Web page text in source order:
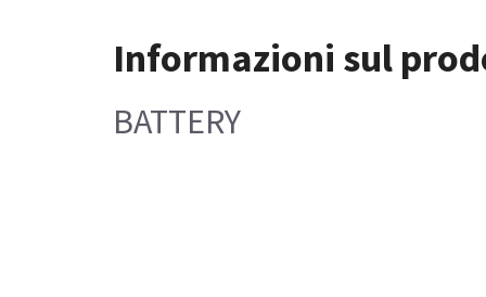
Informazioni sul
BATTERY